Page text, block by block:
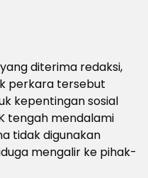
diterima redaksi,
perkara tersebut
kepentingan sosial
tengah mendalami
tidak digunakan
mengalir ke pihak-